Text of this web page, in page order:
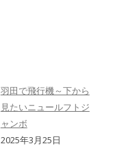
羽田で飛行機～下から
見たいニュールフトジ
ャンボ
2025年3月25日